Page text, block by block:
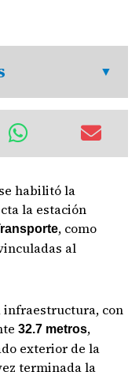
habilitó la
la estación
, como
al
infraestructura, con
32.7 metros,
exterior de la
terminada la